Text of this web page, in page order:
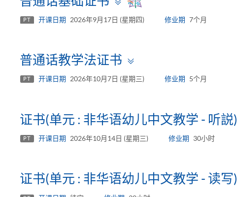
panel
PT 开课日期 2026年9月17日 (星期四) 修业期 7个月
普通话教学法证书
panel
PT 开课日期 2026年10月7日 (星期三) 修业期 5个月
证书(单元 : 非华语幼儿中文教学 - 听説)
PT 开课日期 2026年10月14日 (星期三) 修业期 30小时
证书(单元 : 非华语幼儿中文教学 - 读写)